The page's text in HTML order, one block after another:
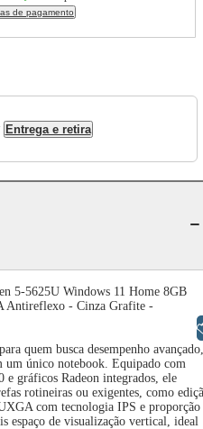
de pagamento
Entrega e retira
5-5625U Windows 11 Home 8GB
Antireflexo - Cinza Grafite -
quem busca desempenho avançado,
um único notebook. Equipado com
e gráficos Radeon integrados, ele
rotineiras ou exigentes, como
com tecnologia IPS e proporção
espaço de visualização vertical, ideal